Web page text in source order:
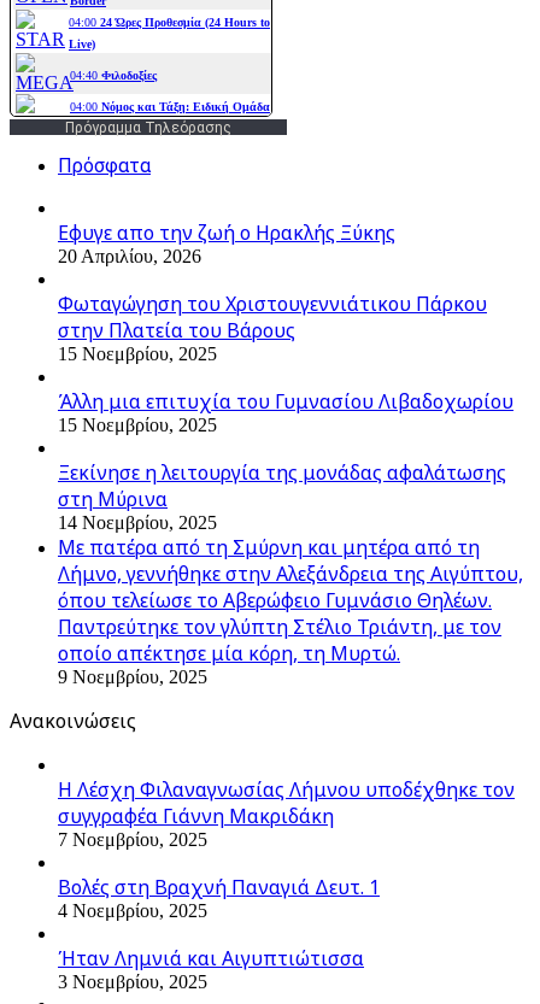
Πρόγραμμα Τηλεόρασης
Πρόσφατα
Εφυγε απο την ζωή o Ηρακλής Ξύκης
20 Απριλίου, 2026
Φωταγώγηση του Χριστουγεννιάτικου Πάρκου
στην Πλατεία του Βάρους
15 Νοεμβρίου, 2025
Άλλη μια επιτυχία του Γυμνασίου Λιβαδοχωρίου
15 Νοεμβρίου, 2025
Ξεκίνησε η λειτουργία της μονάδας αφαλάτωσης
στη Μύρινα
14 Νοεμβρίου, 2025
Με πατέρα από τη Σμύρνη και μητέρα από τη
Λήμνο, γεννήθηκε στην Αλεξάνδρεια της Αιγύπτου,
όπου τελείωσε το Αβερώφειο Γυμνάσιο Θηλέων.
Παντρεύτηκε τον γλύπτη Στέλιο Τριάντη, με τον
οποίο απέκτησε μία κόρη, τη Μυρτώ.
9 Νοεμβρίου, 2025
Ανακοινώσεις
Η Λέσχη Φιλαναγνωσίας Λήμνου υποδέχθηκε τον
συγγραφέα Γιάννη Μακριδάκη
7 Νοεμβρίου, 2025
Βολές στη Βραχνή Παναγιά Δευτ. 1
4 Νοεμβρίου, 2025
Ήταν Λημνιά και Αιγυπτιώτισσα
3 Νοεμβρίου, 2025